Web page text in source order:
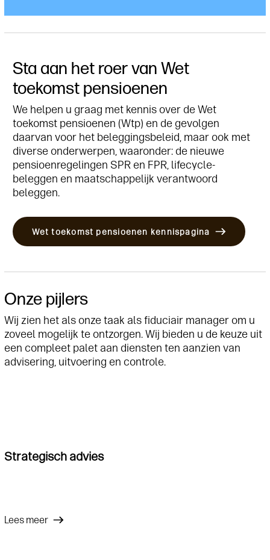
Sta aan het roer van Wet
toekomst pensioenen
We helpen u graag met kennis over de Wet
toekomst pensioenen (Wtp) en de gevolgen
daarvan voor het beleggingsbeleid, maar ook met
diverse onderwerpen, waaronder: de nieuwe
pensioenregelingen SPR en FPR, lifecycle-
beleggen en maatschappelijk verantwoord
beleggen.
Wet toekomst pensioenen kennispagina
Onze pijlers
Wij zien het als onze taak als fiduciair manager om u
zoveel mogelijk te ontzorgen. Wij bieden u de keuze uit
een compleet palet aan diensten ten aanzien van
advisering, uitvoering en controle.
Strategisch advies
Lees meer